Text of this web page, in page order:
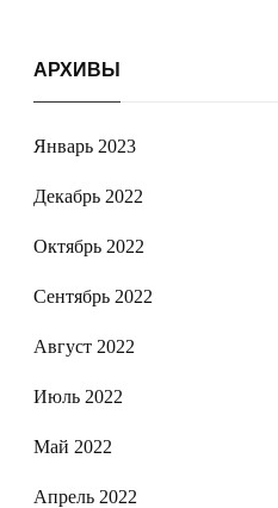
АРХИВЫ
Январь 2023
Декабрь 2022
Октябрь 2022
Сентябрь 2022
Август 2022
Июль 2022
Май 2022
Апрель 2022